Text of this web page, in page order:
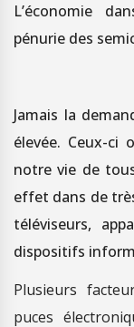
L’économie
pénurie des
Jamais la
élevée. Ceux-ci
notre vie de
effet dans de
téléviseurs,
dispositifs
Plusieurs
puces